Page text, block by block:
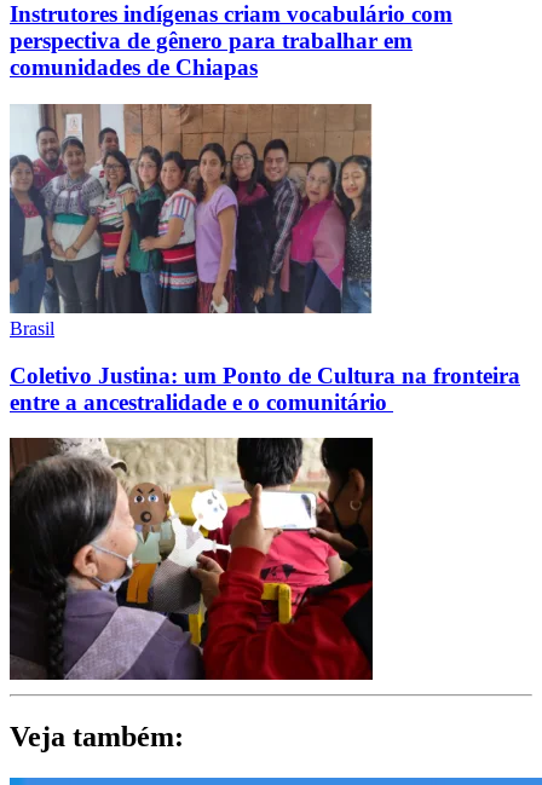
Instrutores indígenas criam vocabulário com
perspectiva de gênero para trabalhar em
comunidades de Chiapas
Brasil
Coletivo Justina: um Ponto de Cultura na fronteira
entre a ancestralidade e o comunitário
Veja também: